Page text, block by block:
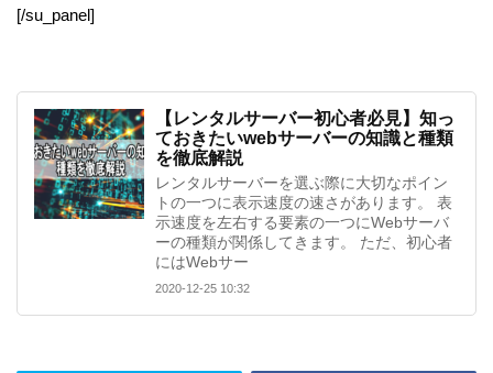
[/su_panel]
【レンタルサーバー初心者必見】知っ
ておきたいwebサーバーの知識と種類
を徹底解説
レンタルサーバーを選ぶ際に大切なポイン
トの一つに表示速度の速さがあります。 表
示速度を左右する要素の一つにWebサーバ
ーの種類が関係してきます。 ただ、初心者
にはWebサー
2020-12-25 10:32